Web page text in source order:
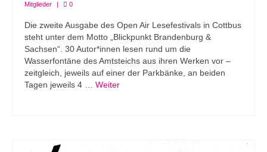
Mitglieder
0
Die zweite Ausgabe des Open Air Lesefestivals in Cottbus
steht unter dem Motto „Blickpunkt Brandenburg &
Sachsen“. 30 Autor*innen lesen rund um die
Wasserfontäne des Amtsteichs aus ihren Werken vor –
zeitgleich, jeweils auf einer der Parkbänke, an beiden
Tagen jeweils 4 … Weiter